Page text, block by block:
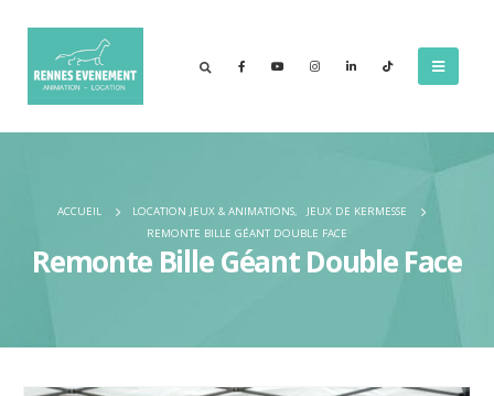
ACCUEIL LOCATION JEUX & ANIMATIONS,
JEUX DE KERMESSE
REMONTE BILLE GÉANT DOUBLE FACE
Remonte Bille Géant Double Face